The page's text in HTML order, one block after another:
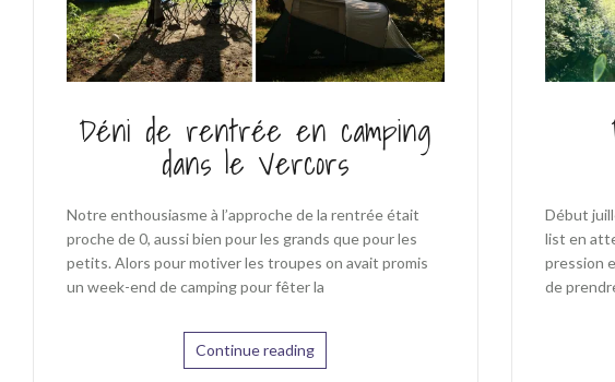
Déni de rentrée en camping
dans le Vercors
Notre enthousiasme à l’approche de la rentrée était
proche de 0, aussi bien pour les grands que pour les
petits. Alors pour motiver les troupes on avait promis
un week-end de camping pour fêter la
Continue reading
Début
list en
pression
de